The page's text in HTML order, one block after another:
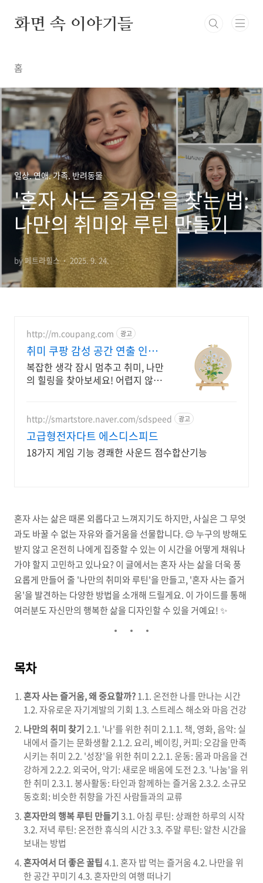
화면 속 이야기들
홈
일상. 연애. 가족. 반려동물
'혼자 사는 즐거움'을 찾는 법:
나만의 취미와 루틴 만들기
by 페트라힐스 2025. 9. 24.
http://m.coupang.com 광고
취미 쿠팡 감성 공간 연출 인테
리어
복잡한 생각 잠시 멈추고 취미, 나만
의 힐링을 찾아보세요! 어렵지 않게
http://smartstore.naver.com/sdspeed 광고
고급형전자다트 에스디스피드
18가지 게임 기능 경쾌한 사운드 점수합산기능
혼자 사는 삶은 때론 외롭다고 느껴지기도 하지만, 사실은 그 무엇
과도 바꿀 수 없는 자유와 즐거움을 선물합니다. 😌 누구의 방해도
받지 않고 온전히 나에게 집중할 수 있는 이 시간을 어떻게 채워나
가야 할지 고민하고 있나요? 이 글에서는 혼자 사는 삶을 더욱 풍
요롭게 만들어 줄 '나만의 취미와 루틴'을 만들고, '혼자 사는 즐거
움'을 발견하는 다양한 방법을 소개해 드릴게요. 이 가이드를 통해
여러분도 자신만의 행복한 삶을 디자인할 수 있을 거예요! ✨
목차
혼자 사는 즐거움, 왜 중요할까?1.1. 온전한 나를 만나는 시간
1.2. 자유로운 자기계발의 기회 1.3. 스트레스 해소와 마음 건강
나만의 취미 찾기2.1. '나'를 위한 취미 2.1.1. 책, 영화, 음악: 실
내에서 즐기는 문화생활 2.1.2. 요리, 베이킹, 커피: 오감을 만족
시키는 취미 2.2. '성장'을 위한 취미 2.2.1. 운동: 몸과 마음을 건
강하게 2.2.2. 외국어, 악기: 새로운 배움에 도전 2.3. '나눔'을 위
한 취미 2.3.1. 봉사활동: 타인과 함께하는 즐거움 2.3.2. 소규모
동호회: 비슷한 취향을 가진 사람들과의 교류
혼자만의 행복 루틴 만들기3.1. 아침 루틴: 상쾌한 하루의 시작
3.2. 저녁 루틴: 온전한 휴식의 시간 3.3. 주말 루틴: 알찬 시간을
보내는 방법
혼자여서 더 좋은 꿀팁4.1. 혼자 밥 먹는 즐거움 4.2. 나만을 위
한 공간 꾸미기 4.3. 혼자만의 여행 떠나기